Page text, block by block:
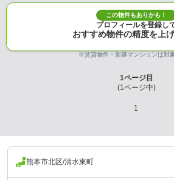
この物件もありかも！
プロフィールを登録し
おすすめ物件の精度を上
※賃貸物件・新築マンションは対
1ページ目
(1ページ中)
1
熊本市北区/清水東町